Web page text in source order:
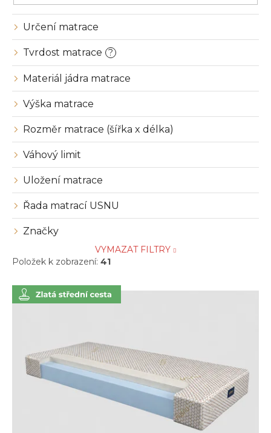
Značky
Materiál jádra matrace
Rozměr matrace (šířka x délka)
Řada matrací USNU
Tvrdost matrace ?
Uložení matrace
Určení matrace
Váhový limit
Výška matrace
VYMAZAT FILTRY
Položek k zobrazení: 41
V